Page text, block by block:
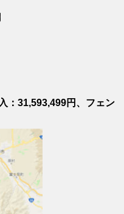
：31,593,499円、フェン